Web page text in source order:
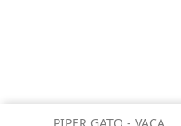
Vista rápida